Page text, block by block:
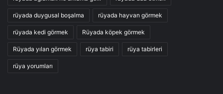
rüyada duygusal boşalma rüyada hayvan görmek
rüyada kedi görmek Rüyada köpek görmek
Rüyada yılan görmek rüya tabiri rüya tabirleri
rüya yorumları